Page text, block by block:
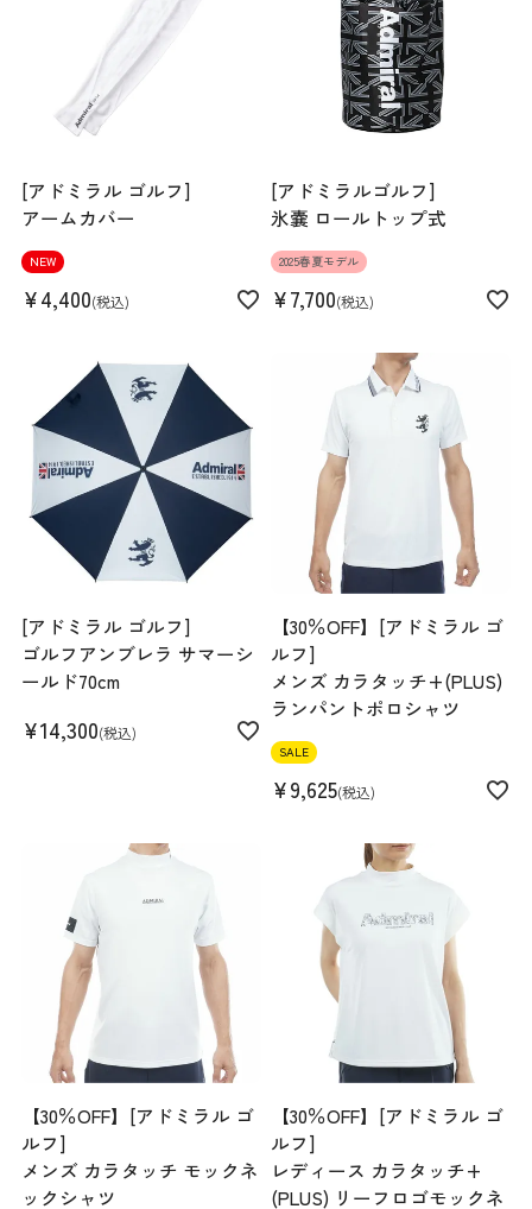
[アドミラル ゴルフ]
アームカバー
NEW
¥4,400 税込
[アドミラルゴルフ]
氷嚢 ロールトップ式
2025春夏モデル
¥7,700 税込
[アドミラル ゴルフ]
ゴルフアンブレラ サマーシ
ールド70cm
¥14,300 税込
【30％OFF】[アドミラル ゴ
ルフ]
メンズ カラタッチ+(PLUS)
ランパントポロシャツ
SALE
¥9,625 税込
【30％OFF】[アドミラル ゴ
ルフ]
メンズ カラタッチ モックネ
ックシャツ
【30％OFF】[アドミラル ゴ
ルフ]
レディース カラタッチ+
(PLUS) リーフロゴモックネ